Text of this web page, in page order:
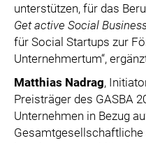
unterstützen, für das
Get active Social
für Social Startups zur
Unternehmertum“,
Matthias Nadrag,
Preisträger des GASBA
Unternehmen in Bezug